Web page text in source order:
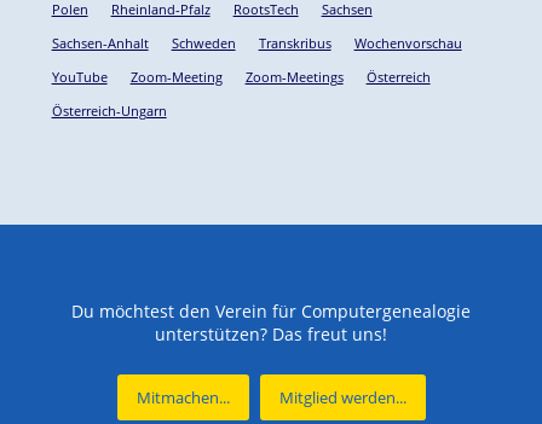
Polen
Rheinland-Pfalz RootsTech
Sachsen
Sachsen-Anhalt
Schweden Transkribus
Wochenvorschau
YouTube
Zoom-Meeting Zoom-Meetings
Österreich
Österreich-Ungarn
Du möchtest den Verein für Computergenealogie
unterstützen? Das freut uns!
Mitmachen... Mitglied werden...